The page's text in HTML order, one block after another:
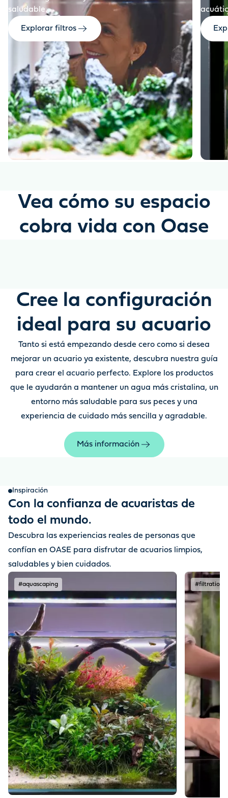
saludable.
Explorar filtros
Vea cómo su espacio
cobra vida con Oase
Cree la configuración
ideal para su acuario
Tanto si está empezando desde cero como si desea
mejorar un acuario ya existente, descubra nuestra guía
para crear el acuario perfecto. Explore los productos
que le ayudarán a mantener un agua más cristalina, un
entorno más saludable para sus peces y una
experiencia de cuidado más sencilla y agradable.
Más información
Inspiración
Con la confianza de acuaristas de
todo el mundo.
Descubra las experiencias reales de personas que
confían en OASE para disfrutar de acuarios limpios,
saludables y bien cuidados.
#aquascaping #filtration